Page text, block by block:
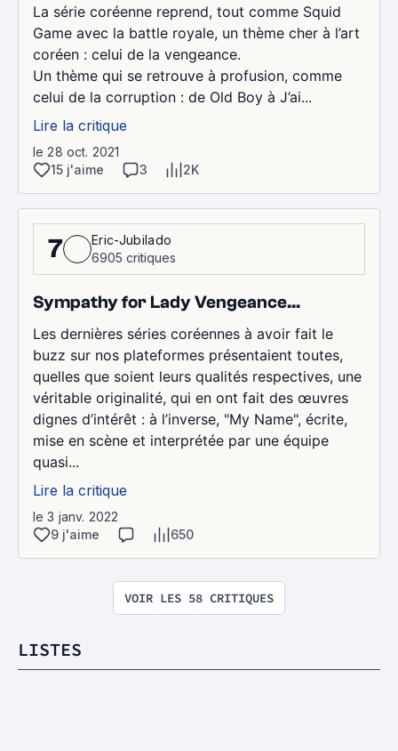
La série coréenne reprend, tout comme Squid
Game avec la battle royale, un thème cher à l’art
coréen : celui de la vengeance.
Un thème qui se retrouve à profusion, comme
celui de la corruption : de Old Boy à J’ai...
Lire la critique
le 28 oct. 2021
15 j'aime
3 2K
7
Eric-Jubilado
6905 critiques
Sympathy for Lady Vengeance…
Les dernières séries coréennes à avoir fait le
buzz sur nos plateformes présentaient toutes,
quelles que soient leurs qualités respectives, une
véritable originalité, qui en ont fait des œuvres
dignes d’intérêt : à l’inverse, "My Name", écrite,
mise en scène et interprétée par une équipe
quasi...
Lire la critique
le 3 janv. 2022
9 j'aime
650
VOIR LES 58 CRITIQUES
LISTES